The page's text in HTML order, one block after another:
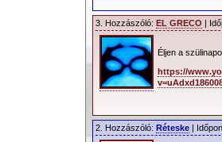
3. Hozzászóló: EL GRECO |
Éljen a
https://
2. Hozzászóló: Réteske |